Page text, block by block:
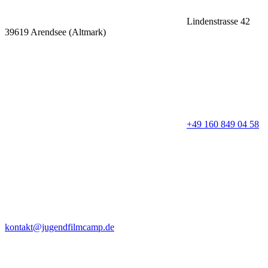
Lindenstrasse 42
39619 Arendsee (Altmark)
+49 160 849 04 58
kontakt@jugendfilmcamp.de